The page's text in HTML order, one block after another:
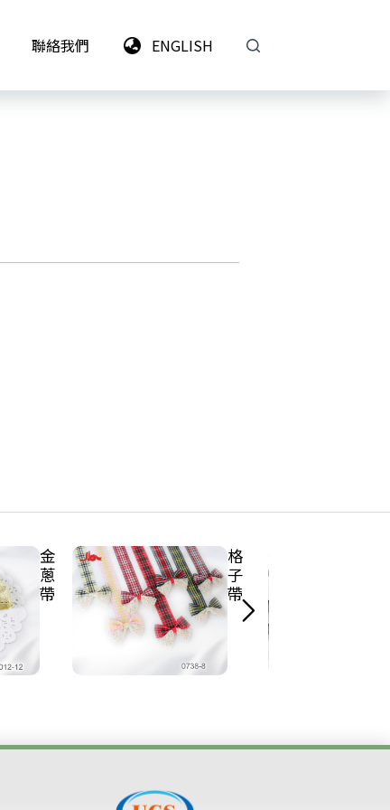
聯絡我們 ENGLISH
金
蔥
帶
格
子
帶